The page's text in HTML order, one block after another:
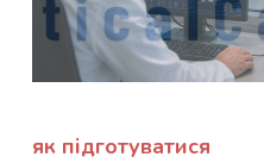
як підготуватися